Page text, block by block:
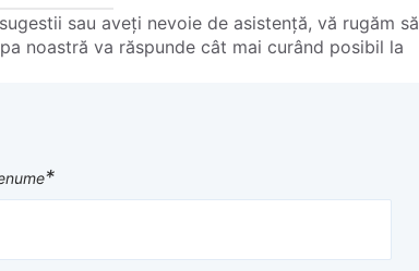
sau aveți nevoie de asistență, vă rugăm să
noastră va răspunde cât mai curând posibil la
*